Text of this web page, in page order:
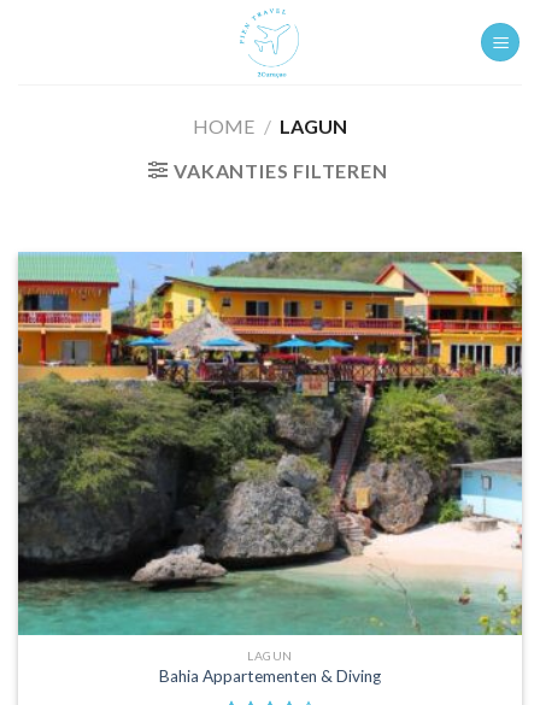
HOME / LAGUN
VAKANTIES FILTEREN
LAGUN
Bahia Appartementen & Diving